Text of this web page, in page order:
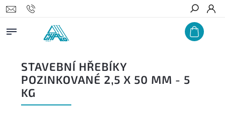
Hledat
STAVEBNÍ HŘEBÍKY
POZINKOVANÉ 2,5 X 50 MM - 5
KG